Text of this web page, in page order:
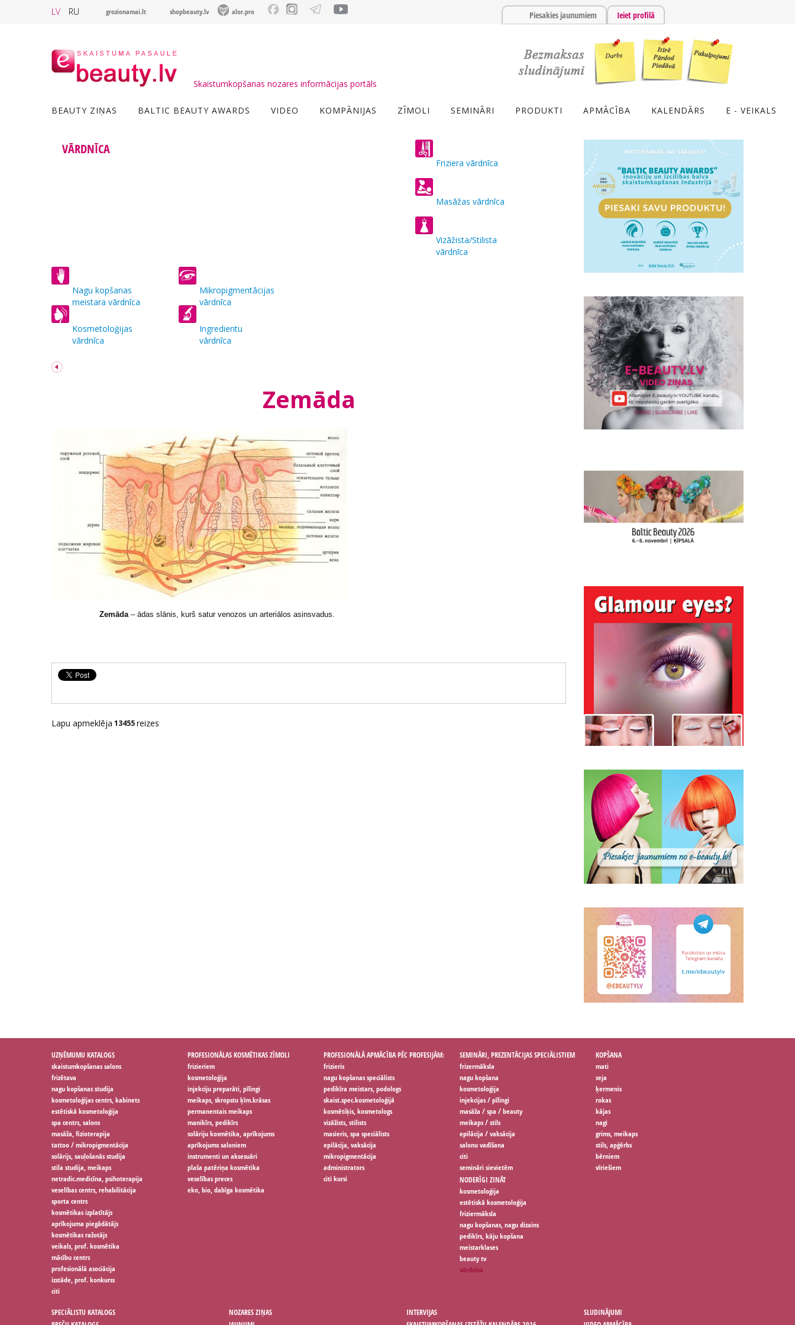
LV RU grozionamai.lt shopbeauty.lv alor.pro Piesakies jaunumiem Ieiet profilā
Skaistumkopšanas nozares informācijas portāls
BEAUTY ZIŅAS BALTIC BEAUTY AWARDS VIDEO KOMPĀNIJAS ZĪMOLI SEMINĀRI PRODUKTI APMĀCĪBA KALENDĀRS E - VEIKALS
VĀRDNĪCA
Friziera vārdnīca
Masāžas vārdnīca
Vizāžista/Stilista
vārdnīca
Nagu kopšanas
meistara vārdnīca
Kosmetoloģijas
vārdnīca
Mikropigmentācijas
vārdnīca
Ingredientu
vārdnīca
Zemāda
Zemāda– ādas slānis, kurš satur venozos un arteriālos asinsvadus.
Lapu apmeklēja 13455reizes
UZŅĒMUMU KATALOGS
skaistumkopšanas salons
frizētava
nagu kopšanas studija
kosmetoloģijas centrs, kabinets
estētiskā kosmetoloģija
spa centrs, salons
masāža, fizioterapija
tattoo / mikropigmentācija
solārijs, sauļošanās studija
stila studija, meikaps
netradic.medicīna, psihoterapija
veselības centrs, rehabilitācija
sporta centrs
kosmētikas izplatītājs
aprīkojuma piegādātājs
kosmētikas ražotājs
veikals, prof. kosmētika
mācību centrs
profesionālā asociācija
izstāde, prof. konkurss
citi
PROFESIONĀLAS KOSMĒTIKAS ZĪMOLI
frizieriem
kosmetoloģija
injekciju preparāti, pīlingi
meikaps, skropstu ķīm.krāsas
permanentais meikaps
manikīrs, pedikīrs
solāriju kosmētika, aprīkojums
aprīkojums saloniem
instrumenti un aksesuāri
plaša patēriņa kosmētika
veselības preces
eko, bio, dabīga kosmētika
PROFESIONĀLĀ APMĀCĪBA PĒC PROFESIJĀM:
frizieris
nagu kopšanas speciālists
pedikīra meistars, podologs
skaist.spec.kosmetoloģijā
kosmētiķis, kosmetologs
vizāžists, stilists
masieris, spa speciālists
epilācija, vaksācija
mikropigmentācija
administrators
citi kursi
SEMINĀRI, PREZENTĀCIJAS SPECIĀLISTIEM
frizermāksla
nagu kopšana
kosmetoloģija
injekcijas / pīlingi
masāža / spa / beauty
meikaps / stils
epilācija / vaksācija
salonu vadīšana
citi
semināri sievietēm
KOPŠANA
mati
seja
ķermenis
rokas
kājas
nagi
grims, meikaps
stils, apģērbs
bērniem
vīriešiem
NODERĪGI ZINĀT
kosmetoloģija
estētiskā kosmetoloģija
friziermāksla
nagu kopšanas, nagu dizains
pedikīrs, kāju kopšana
meistarklases
beauty tv
vārdnīca
SPECIĀLISTU KATALOGS
NOZARES ZIŅAS
INTERVIJAS
SLUDINĀJUMI